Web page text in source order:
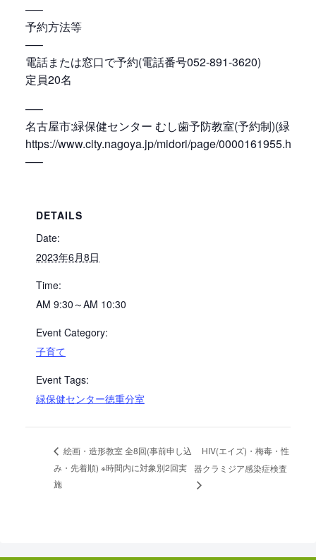
—–
予約方法等
—–
電話または窓口で予約(電話番号052-891-3620)
定員20名
—–
名古屋市:緑保健センター むし歯予防教室(予約制)(緑区)
https://www.city.nagoya.jp/midori/page/0000161955.html
—–
DETAILS
Date:
2023年6月8日
Time:
AM 9:30～AM 10:30
Event Category:
子育て
Event Tags:
緑保健センター徳重分室
絵画・造形教室 全8回(事前申し込
み・先着順) ※時間内に対象別2回実
施
HIV(エイズ)・梅毒・性
器クラミジア感染症検査